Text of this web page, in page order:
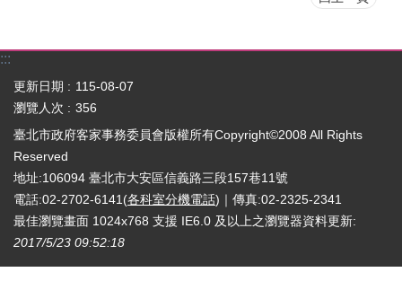
:::
更新日期
115-08-07
瀏覽人次
356
臺北市政府客家事務委員會版權所有Copyright©2008 All Rights
Reserved
地址:106094 臺北市大安區信義路三段157巷11號
電話:02-2702-6141(各科室分機電話)｜傳真:02-2325-2341
最佳瀏覽畫面 1024x768 支援 IE6.0 及以上之瀏覽器資料更新:
2017/5/23 09:52:18